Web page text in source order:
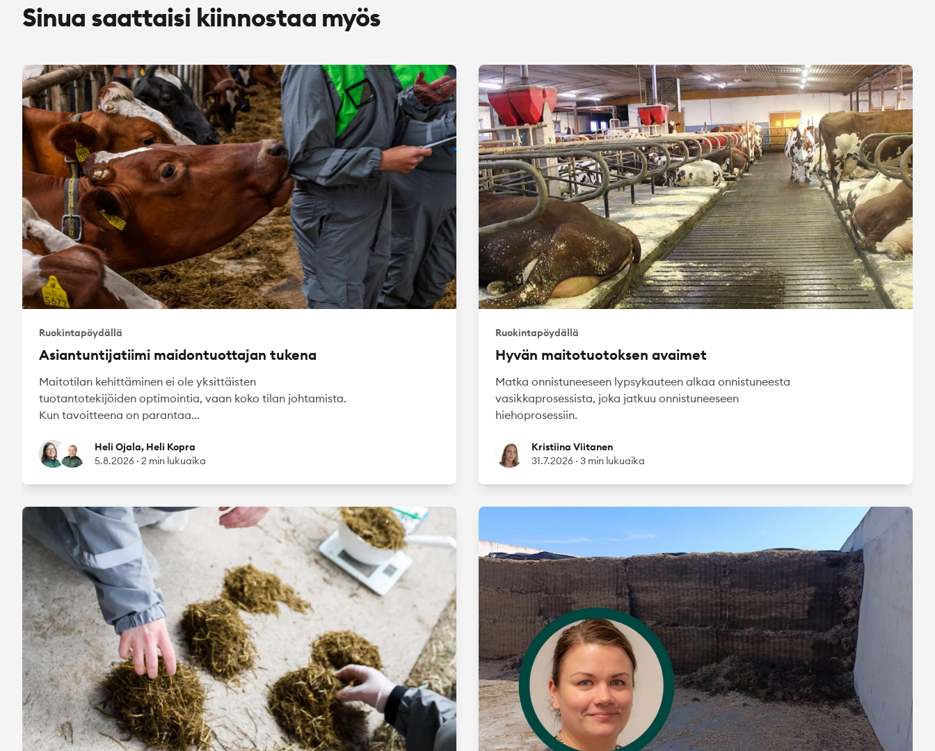
Sinua saattaisi kiinnostaa myös
Ruokintapöydällä
Asiantuntijatiimi maidontuottajan tukena
Maitotilan kehittäminen ei ole yksittäisten
tuotantotekijöiden optimointia, vaan koko tilan johtamista.
Kun tavoitteena on parantaa...
Heli Ojala
Heli KopraHeli Ojala, Heli Kopra
5.8.2026 · 2 min lukuaika
Ruokintapöydällä
Hyvän maitotuotoksen avaimet
Matka onnistuneeseen lypsykauteen alkaa onnistuneesta
vasikkaprosessista, joka jatkuu onnistuneeseen
hiehoprosessiin.
Kristiina Viitanen
Kristiina Viitanen
31.7.2026 · 3 min lukuaika